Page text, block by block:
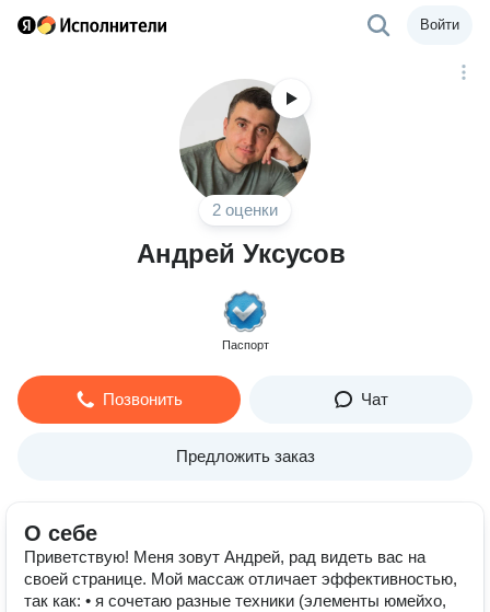
Войти
2 оценки
Андрей Уксусов
Паспорт
Позвонить Чат
Предложить заказ
О себе
Приветствую! Меня зовут Андрей, рад видеть вас на
своей странице. Мой массаж отличает эффективностью,
так как: • я сочетаю разные техники (элементы юмейхо,